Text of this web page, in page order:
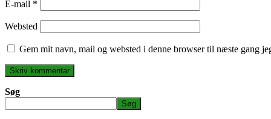
E-mail *
Websted
Gem mit navn, mail og websted i denne browser til næste gang
Søg
Søg